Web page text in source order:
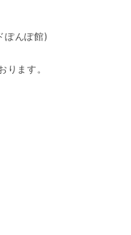
んぽ館)
ります。